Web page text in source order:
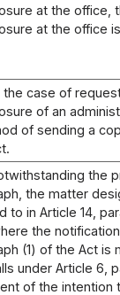
at the office,
at the office
the case of
of an
of sending a
the
the matter
to in Article 14,
the
(1) of the Act
under Article 6,
of the intention